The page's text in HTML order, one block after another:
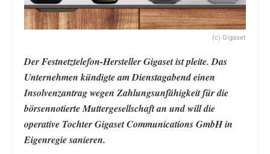
(c) Gigaset
Der Festnetztelefon-Hersteller Gigaset ist pleite. Das
Unternehmen kündigte am Dienstagabend einen
Insolvenzantrag wegen Zahlungsunfähigkeit für die
börsennotierte Muttergesellschaft an und will die
operative Tochter Gigaset Communications GmbH in
Eigenregie sanieren.